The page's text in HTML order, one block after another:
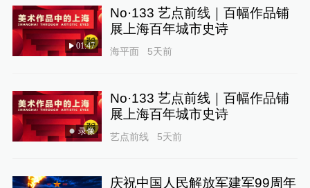
01:47
No·133 艺点前线｜百幅作品铺
展上海百年城市史诗
海平面 5天前
录像
No·133 艺点前线｜百幅作品铺
展上海百年城市史诗
艺点前线 5天前
庆祝中国人民解放军建军99周年